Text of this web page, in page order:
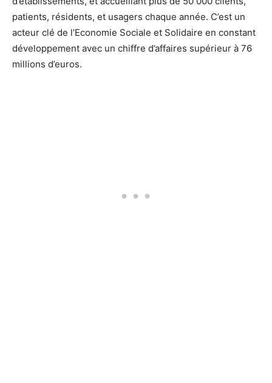
patients, résidents, et usagers chaque année. C’est un
acteur clé de l’Economie Sociale et Solidaire en constant
développement avec un chiffre d’affaires supérieur à 76
millions d’euros.